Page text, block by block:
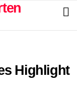
Highlight